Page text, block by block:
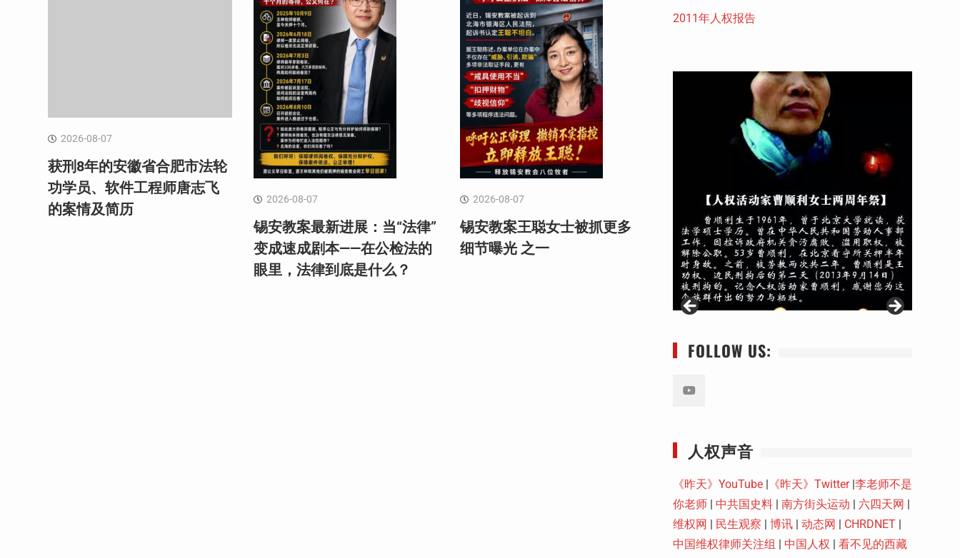
2026-08-07
获刑8年的安徽省合肥市法轮
功学员、软件工程师唐志飞
的案情及简历
2026-08-07
锡安教案最新进展：当“法律”
变成速成剧本——在公检法的
眼里，法律到底是什么？
2026-08-07
锡安教案王聪女士被抓更多
细节曝光 之一
2011年人权报告
FOLLOW US:
人权声音
《昨天》YouTube | 《昨天》Twitter|李老师不是
你老师 | 中共国史料 | 南方街头运动 | 六四天网 |
维权网 | 民生观察 | 博讯 | 动态网 | CHRDNET |
中国维权律师关注组 | 中国人权 | 看不见的西藏